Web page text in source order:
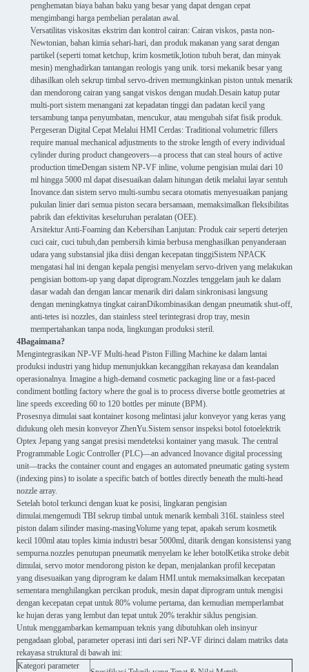
penghematan biaya bahan baku yang besar yang dapat dengan cepat
mengimbangi harga pembelian peralatan awal.
Versatilitas viskositas ekstrim dan kontrol cairan: Cairan viskos, pasta non-
Newtonian, bahan kimia sehari-hari, dan produk makanan yang sarat dengan
partikel (seperti tomat ketchup, krim kosmetik,lotion tubuh berat, dan minyak
mesin) menghadirkan tantangan reologis yang unik. torsi mekanik besar yang
dihasilkan oleh sekrup timbal servo-driven memungkinkan piston untuk menarik
dan mendorong cairan yang sangat viskos dengan mudah.Desain katup putar
multi-port sistem menangani zat kepadatan tinggi dan padatan kecil yang
tersambung tanpa penyumbatan, mencukur, atau mengubah sifat fisik produk.
Pergeseran Digital Cepat Melalui HMI Cerdas: Traditional volumetric fillers
require manual mechanical adjustments to the stroke length of every individual
cylinder during product changeovers—a process that can steal hours of active
production timeDengan sistem NP-VF inline, volume pengisian mulai dari 10
ml hingga 5000 ml dapat disesuaikan dalam hitungan detik melalui layar sentuh
Inovance.dan sistem servo multi-sumbu secara otomatis menyesuaikan panjang
pukulan linier dari semua piston secara bersamaan, memaksimalkan fleksibilitas
pabrik dan efektivitas keseluruhan peralatan (OEE).
Arsitektur Anti-Foaming dan Kebersihan Lanjutan: Produk cair seperti deterjen
cuci cair, cuci tubuh,dan pembersih kimia berbusa menghasilkan penyanderaan
udara yang substansial jika diisi dengan kecepatan tinggiSistem NPACK
mengatasi hal ini dengan kepala pengisi menyelam servo-driven yang melakukan
pengisian bottom-up yang dapat diprogram.Nozzles tenggelam jauh ke dalam
dasar wadah dan dengan lancar menarik diri dalam sinkronisasi langsung
dengan meningkatnya tingkat cairanDikombinasikan dengan pneumatik shut-off,
anti-tetes isi nozzles, dan stainless steel terintegrasi drop tray, mesin
mempertahankan tanpa noda, lingkungan produksi steril.
4Bagaimana?
Mengintegrasikan NP-VF Multi-head Piston Filling Machine ke dalam lantai
produksi industri yang hidup menunjukkan kecanggihan rekayasa dan keandalan
operasionalnya. Imagine a high-demand cosmetic packaging line or a fast-paced
condiment bottling factory where the goal is to process diverse bottle geometries at
line speeds exceeding 60 to 120 bottles per minute (BPM).
Prosesnya dimulai saat kontainer kosong melintasi jalur konveyor yang keras yang
didukung oleh mesin konveyor ZhenYu.Sistem sensor inspeksi botol fotoelektrik
Optex Jepang yang sangat presisi mendeteksi kontainer yang masuk. The central
Programmable Logic Controller (PLC)—an advanced Inovance digital processing
unit—tracks the container count and engages an automated pneumatic gating system
(indexing pins) to isolate a specific batch of bottles directly beneath the multi-head
nozzle array.
Setelah botol terkunci dengan kuat ke posisi, lingkaran pengisian
dimulai.mengemudi TBI sekrup timbal untuk menarik kembali 316L stainless steel
piston dalam silinder masing-masingVolume yang tepat, apakah serum kosmetik
kecil 100ml atau toples kimia industri besar 5000ml, ditarik dengan konsistensi yang
sempurna.nozzles penutupan pneumatik menyelam ke leher botolKetika stroke debit
dimulai, servo motor mendorong piston ke depan, menjalankan profil kecepatan
yang disesuaikan yang diprogram ke dalam HMI.untuk memaksimalkan kecepatan
sementara menghilangkan percikan produk, mesin dapat diprogram untuk mengisi
dengan kecepatan cepat untuk 80% volume pertama, dan kemudian memperlambat
ke hujan deras yang lembut dan tepat untuk 20% terakhir siklus pengisian.
Untuk menggambarkan kemampuan teknis yang dibutuhkan oleh insinyur
pengadaan global, parameter operasi inti dari seri NP-VF dirinci dalam matriks data
rekayasa struktural di bawah ini:
Kategori parameter